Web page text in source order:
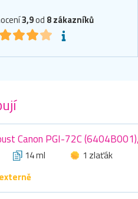
3,9od 8zákazníků
Canon PGI-72C
14 ml
1 zlaťák